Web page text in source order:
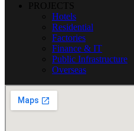
PROJECTS
Hotels
Residential
Factories
Finance & IT
Public Infrastructure
Overseas